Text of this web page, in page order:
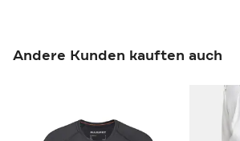
Andere Kunden kauften auch